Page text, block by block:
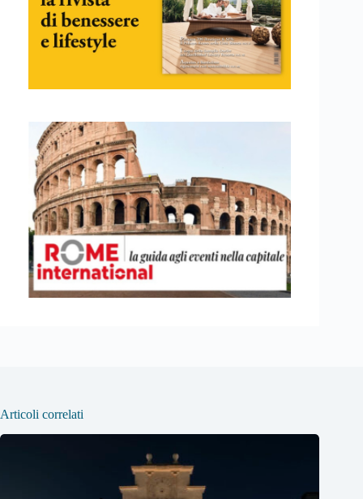
Articoli correlati